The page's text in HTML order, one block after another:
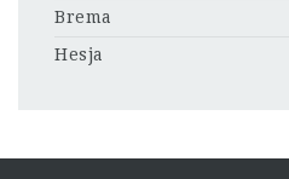
Brema
Hesja